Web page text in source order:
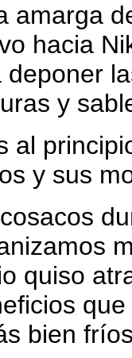
amarga
hacia
y
al
y sus
quiso
bien